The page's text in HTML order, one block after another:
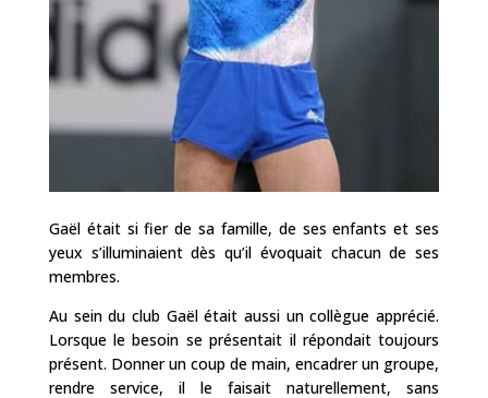
Gaël était si fier de sa famille, de ses enfants et ses
yeux s’illuminaient dès qu’il évoquait chacun de ses
membres.
Au sein du club Gaël était aussi un collègue apprécié.
Lorsque le besoin se présentait il répondait toujours
présent. Donner un coup de main, encadrer un groupe,
rendre service, il le faisait naturellement, sans